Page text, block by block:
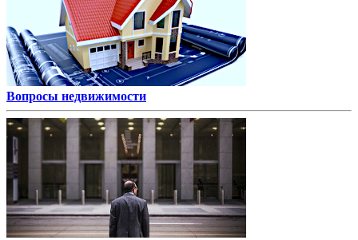
Вопросы недвижимости